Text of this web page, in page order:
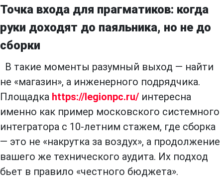
Точка входа для прагматиков: когда
руки доходят до паяльника, но не до
сборки
В такие моменты разумный выход — найти
не «магазин», а инженерного подрядчика.
Площадка https://legionpc.ru/ интересна
именно как пример московского системного
интегратора с 10-летним стажем, где сборка
— это не «накрутка за воздух», а продолжение
вашего же технического аудита. Их подход
бьет в правило «честного бюджета».